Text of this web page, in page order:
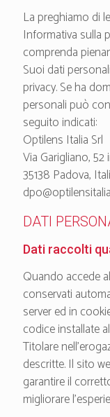
La preghiamo di
Informativa sulla
comprenda
Suoi dati
privacy. Se ha
personali può
seguito indicati:
Optilens Italia Srl
Via Garigliano, 52
35138 Padova,
DATI
Dati raccolti
Quando accede
conservati
server ed in
codice installate
Titolare
descritte. Il sito
garantire il
migliorare